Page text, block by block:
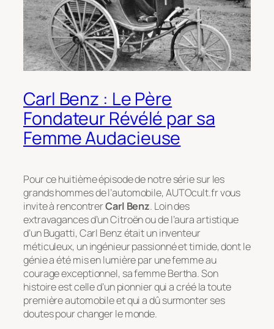
Carl Benz : Le Père
Fondateur Révélé par sa
Femme Audacieuse
Pour ce huitième épisode de notre série sur les
grands hommes de l’automobile, AUTOcult.fr vous
invite à rencontrerCarl Benz. Loin des
extravagances d’un Citroën ou de l’aura artistique
d’un Bugatti, Carl Benz était un inventeur
méticuleux, un ingénieur passionné et timide, dont le
génie a été mis en lumière par une femme au
courage exceptionnel, sa femme Bertha. Son
histoire est celle d’un pionnier qui a créé la toute
première automobile et qui a dû surmonter ses
doutes pour changer le monde.